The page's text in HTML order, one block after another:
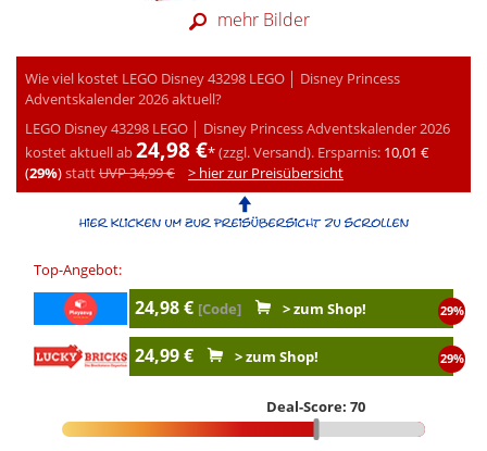
mehr Bilder
Wie viel kostet LEGO Disney 43298 LEGO │ Disney Princess
Adventskalender 2026 aktuell?
LEGO Disney 43298 LEGO │ Disney Princess Adventskalender 2026
kostet aktuell ab24,98 €*(zzgl. Versand). Ersparnis: 10,01 €
(29%)stattUVP 34,99 € > hier zur Preisübersicht
Top-Angebot:
24,98 € [Code] 29%
> zum Shop!
24,99 € 29%
> zum Shop!
Deal-Score: 70